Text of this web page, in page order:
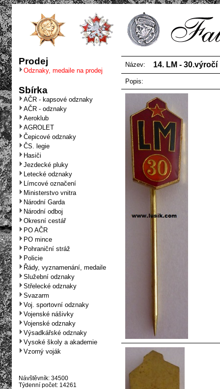
Prodej
Odznaky, medaile na prodej
Sbírka
AČR - kapsové odznaky
AČR - odznaky
Aeroklub
AGROLET
Čepicové odznaky
ČS. legie
Hasiči
Jezdecké pluky
Letecké odznaky
Límcové označení
Ministerstvo vnitra
Národní Garda
Národní odboj
Okresní cestář
PO AČR
PO mince
Pohraniční stráž
Policie
Řády, vyznamenání, medaile
Služební odznaky
Střelecké odznaky
Svazarm
Voj. sportovní odznaky
Vojenské nášivky
Vojenské odznaky
Výsadkářské odznaky
Vysoké školy a akademie
Vzorný voják
Návštěvník: 34500
Týdenní počet: 14261
Název: 14. LM -
Popis: